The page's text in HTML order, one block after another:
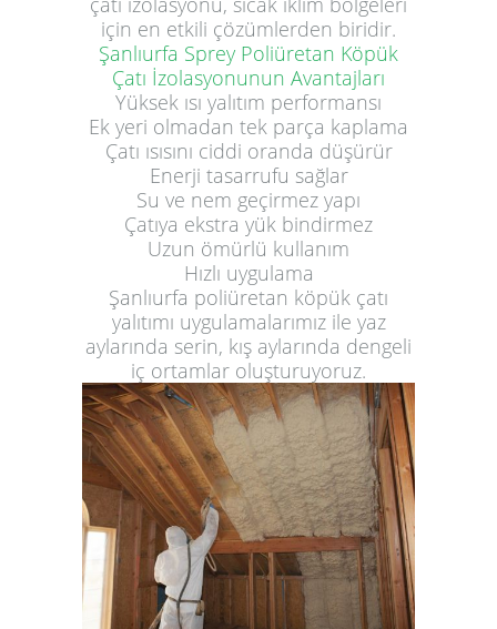
için en etkili çözümlerden biridir.
Şanlıurfa Sprey Poliüretan Köpük
Çatı İzolasyonunun Avantajları
Yüksek ısı yalıtım performansı
Ek yeri olmadan tek parça kaplama
Çatı ısısını ciddi oranda düşürür
Enerji tasarrufu sağlar
Su ve nem geçirmez yapı
Çatıya ekstra yük bindirmez
Uzun ömürlü kullanım
Hızlı uygulama
Şanlıurfa poliüretan köpük çatı
yalıtımı uygulamalarımız ile yaz
aylarında serin, kış aylarında dengeli
iç ortamlar oluşturuyoruz.